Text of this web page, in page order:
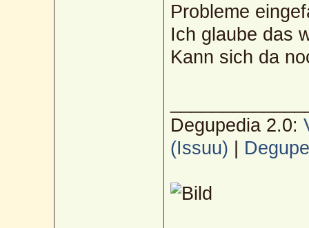
Probleme
Ich glaube das
Kann sich da
Degupedia 2.0:
(Issuu)